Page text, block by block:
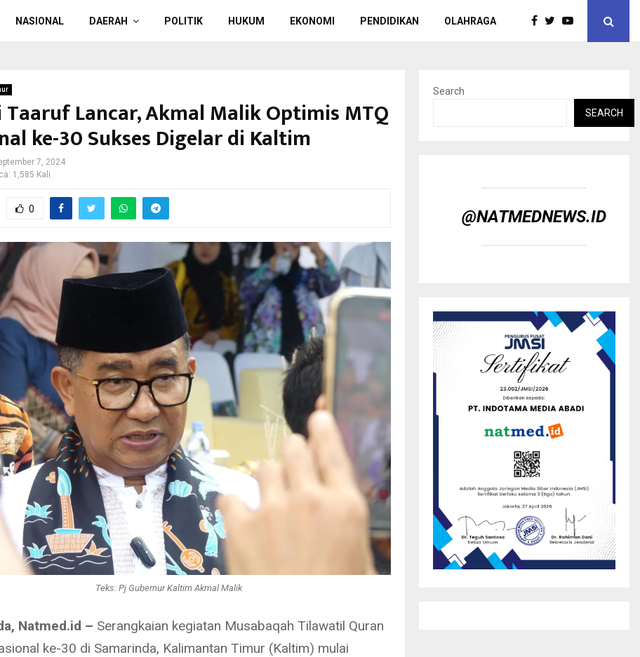
NASIONAL DAERAH POLITIK HUKUM EKONOMI PENDIDIKAN OLAHRAGA
Taaruf Lancar, Akmal Malik Optimis MTQ
ke-30 Sukses Digelar di Kaltim
7, 2024
1,585 Kali
0
Teks: Pj Gubernur Kaltim Akmal Malik
Natmed.id – Serangkaian kegiatan Musabaqah Tilawatil Quran
ke-30 di Samarinda, Kalimantan Timur (Kaltim) mulai
Search
SEARCH
@NATMEDNEWS.ID